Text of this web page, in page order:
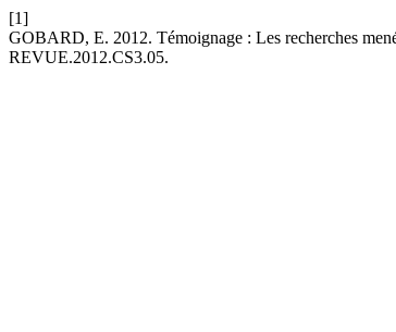
[1]
GOBARD, E. 2012. Témoignage : Les recherches
REVUE.2012.CS3.05.